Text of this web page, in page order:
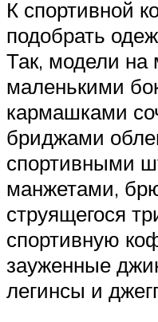
К спортивной
подобрать
Так, модели на
маленькими
кармашками
бриджами
спортивными
манжетами,
струящегося
спортивную
зауженные
легинсы и